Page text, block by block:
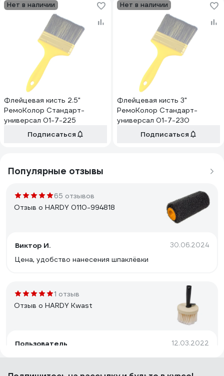
Нет в наличии
Флейцевая кисть 2.5"
РемоКолор Стандарт-
универсал 01-7-225
Подписаться
Нет в наличии
Флейцевая кисть 3"
РемоКолор Стандарт-
универсал 01-7-230
Подписаться
Популярные отзывы
65 отзывов
Отзыв о HARDY 0110-994818
Виктор И. 30.06.2024
Цена, удобство нанесения шпаклёвки
1 отзыв
Отзыв о HARDY Kwast
Пользователь 12.03.2022
Большая